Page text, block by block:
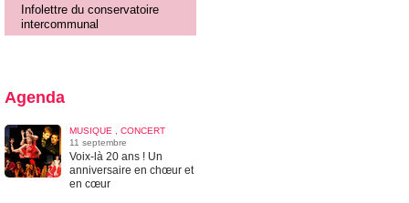
Infolettre du conservatoire
intercommunal
Agenda
MUSIQUE , CONCERT
11 septembre
Voix-là 20 ans ! Un
anniversaire en chœur et
en cœur